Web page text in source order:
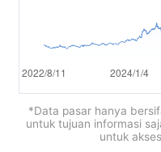
Tiếng việt
Bahasa Indonesia
*Data pasar hanya
untuk tujuan informasi
untuk